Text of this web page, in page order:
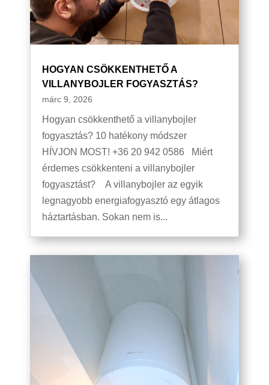
HOGYAN CSÖKKENTHETŐ A
VILLANYBOJLER FOGYASZTÁS?
márc 9, 2026
Hogyan csökkenthető a villanybojler
fogyasztás? 10 hatékony módszer
HÍVJON MOST! +36 20 942 0586 Miért
érdemes csökkenteni a villanybojler
fogyasztást? A villanybojler az egyik
legnagyobb energiafogyasztó egy átlagos
háztartásban. Sokan nem is...